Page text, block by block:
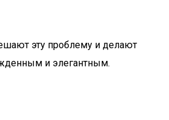
эту проблему и делают
и элегантным.